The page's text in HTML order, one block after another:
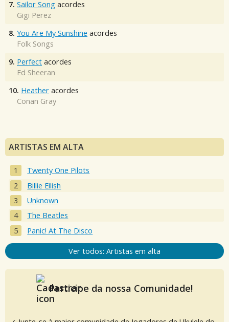
7. Sailor Song acordes
Gigi Perez
8. You Are My Sunshine acordes
Folk Songs
9. Perfect acordes
Ed Sheeran
10. Heather acordes
Conan Gray
ARTISTAS EM ALTA
Twenty One Pilots
Billie Eilish
Unknown
The Beatles
Panic! At The Disco
Ver todos: Artistas em alta
Participe da nossa Comunidade!